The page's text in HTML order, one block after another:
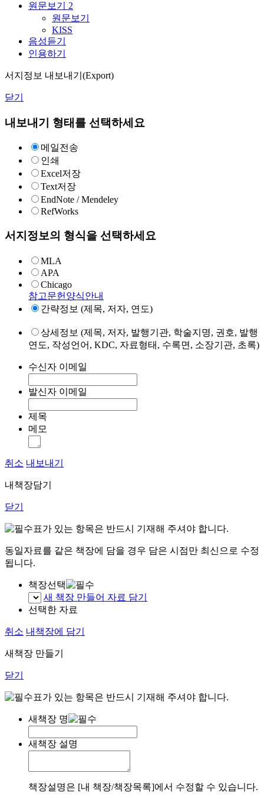
원문보기 2
원문보기
KISS
음성듣기
인용하기
서지정보 내보내기(Export)
닫기
내보내기 형태를 선택하세요
메일전송
인쇄
Excel저장
Text저장
EndNote / Mendeley
RefWorks
서지정보의 형식을 선택하세요
MLA
APA
Chicago
참고문헌양식안내
간략정보 (제목, 저자, 연도)
상세정보 (제목, 저자, 발행기관, 학술지명, 권호, 발행
연도, 작성언어, KDC, 자료형태, 수록면, 소장기관, 초록)
수신자 이메일
발신자 이메일
제목
메모
취소 내보내기
내책장담기
닫기
표가 있는 항목은 반드시 기재해 주셔야 합니다.
동일자료를 같은 책장에 담을 경우 담은 시점만 최신으로 수정
됩니다.
책장선택
새 책장 만들어 자료 담기
선택한 자료
취소 내책장에 담기
새책장 만들기
닫기
표가 있는 항목은 반드시 기재해 주셔야 합니다.
새책장 명
새책장 설명
책장설명은 [내 책장/책장목록]에서 수정할 수 있습니다.